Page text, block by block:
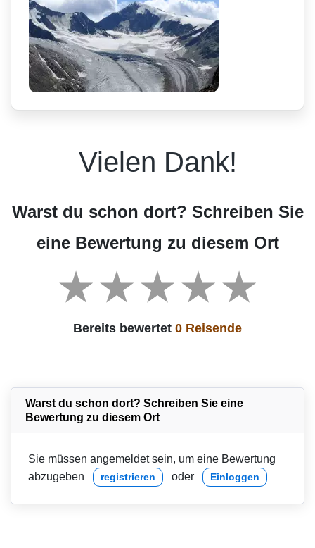
Vielen Dank!
Warst du schon dort? Schreiben Sie
eine Bewertung zu diesem Ort
Bereits bewertet 0 Reisende
Warst du schon dort? Schreiben Sie eine
Bewertung zu diesem Ort
Sie müssen angemeldet sein, um eine Bewertung
abzugeben
registrieren oder Einloggen